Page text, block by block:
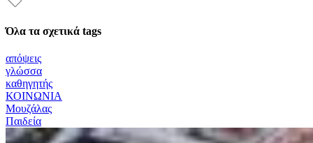
Όλα τα σχετικά tags
απόψεις
γλώσσα
καθηγητής
ΚΟΙΝΩΝΙΑ
Μουζάλας
Παιδεία